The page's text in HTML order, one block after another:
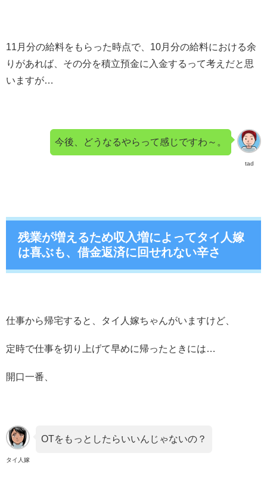
11月分の給料をもらった時点で、10月分の給料における余
りがあれば、その分を積立預金に入金するって考えだと思
いますが…
tad
今後、どうなるやらって感じですわ～。
残業が増えるため収入増によってタイ人嫁
は喜ぶも、借金返済に回せれない辛さ
仕事から帰宅すると、タイ人嫁ちゃんがいますけど、
定時で仕事を切り上げて早めに帰ったときには…
開口一番、
タイ人嫁
OTをもっとしたらいいんじゃないの？